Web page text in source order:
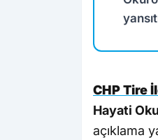
CHP Tire
Hayati
açıklama